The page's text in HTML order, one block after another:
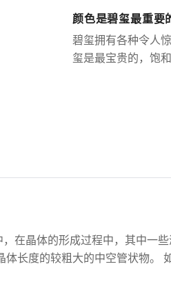
颜色是碧玺最重要
碧玺拥有各种令人
玺是最宝贵的，饱
在晶体的形成过程中，其中一
体长度的较粗大的中空管状物。